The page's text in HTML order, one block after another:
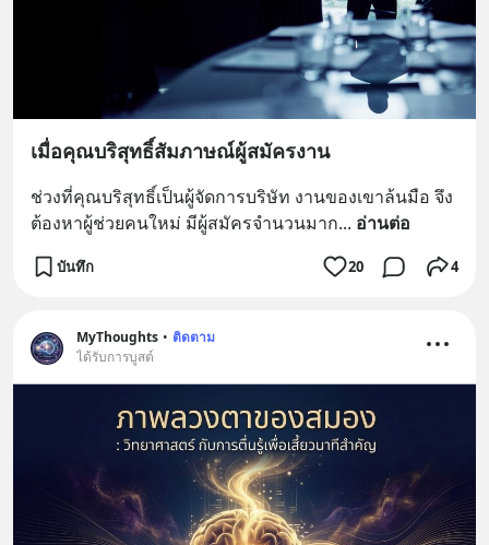
เมื่อคุณบริสุทธิ์สัมภาษณ์ผู้สมัครงาน
ช่วงที่คุณบริสุทธิ์เป็นผู้จัดการบริษัท งานของเขาล้นมือ จึง
ต้องหาผู้ช่วยคนใหม่ มีผู้สมัครจำนวนมาก... อ่านต่อ
บันทึก 20 4
MyThoughts • ติดตาม
ได้รับการบูสต์